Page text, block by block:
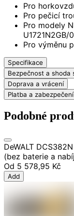
Pro
Pro pečicí
Pro modely
U1721N2GB/
Pro výměnu
Specifikace
Bezpečnost a shoda
Doprava a vrácení
Platba a zabezpečení
Podobné
DeWALT
(bez baterie a
Od 5 578,95 Kč
Add